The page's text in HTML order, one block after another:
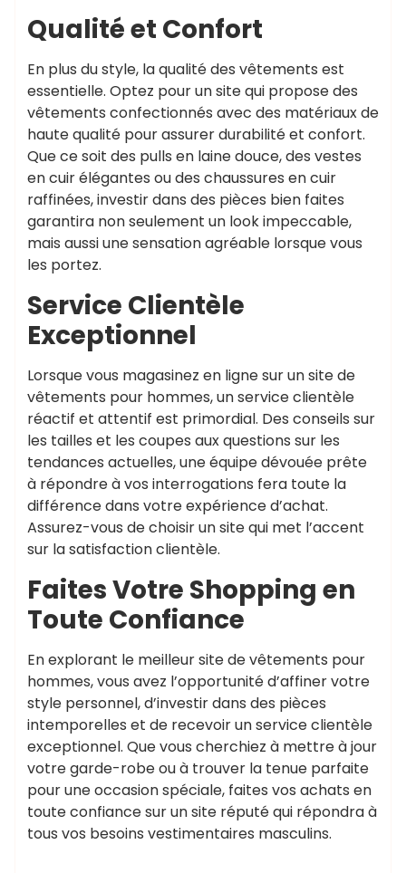
Qualité et Confort
En plus du style, la qualité des vêtements est
essentielle. Optez pour un site qui propose des
vêtements confectionnés avec des matériaux de
haute qualité pour assurer durabilité et confort.
Que ce soit des pulls en laine douce, des vestes
en cuir élégantes ou des chaussures en cuir
raffinées, investir dans des pièces bien faites
garantira non seulement un look impeccable,
mais aussi une sensation agréable lorsque vous
les portez.
Service Clientèle
Exceptionnel
Lorsque vous magasinez en ligne sur un site de
vêtements pour hommes, un service clientèle
réactif et attentif est primordial. Des conseils sur
les tailles et les coupes aux questions sur les
tendances actuelles, une équipe dévouée prête
à répondre à vos interrogations fera toute la
différence dans votre expérience d’achat.
Assurez-vous de choisir un site qui met l’accent
sur la satisfaction clientèle.
Faites Votre Shopping en
Toute Confiance
En explorant le meilleur site de vêtements pour
hommes, vous avez l’opportunité d’affiner votre
style personnel, d’investir dans des pièces
intemporelles et de recevoir un service clientèle
exceptionnel. Que vous cherchiez à mettre à jour
votre garde-robe ou à trouver la tenue parfaite
pour une occasion spéciale, faites vos achats en
toute confiance sur un site réputé qui répondra à
tous vos besoins vestimentaires masculins.